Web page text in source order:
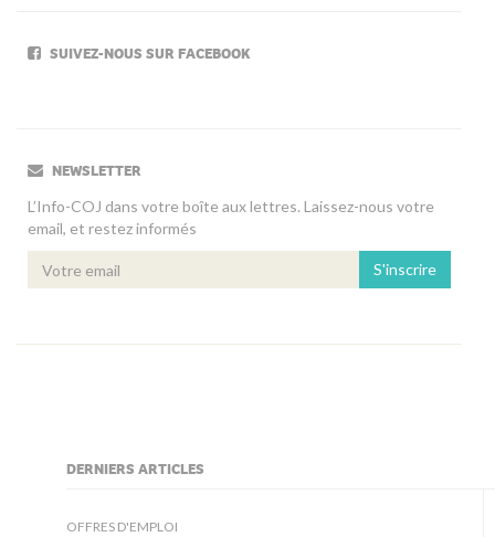
SUIVEZ-NOUS SUR FACEBOOK
NEWSLETTER
L’Info-COJ dans votre boîte aux lettres. Laissez-nous votre
email, et restez informés
S'inscrire
DERNIERS ARTICLES
OFFRES D'EMPLOI